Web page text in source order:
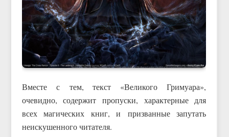
Вместе с тем, текст «Великого Гримуара»,
очевидно, содержит пропуски, характерные для
всех магических книг, и призванные запутать
неискушенного читателя.